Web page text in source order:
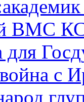
ВМС
для
с